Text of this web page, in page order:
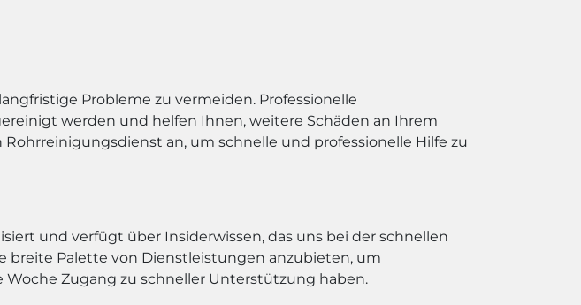
Probleme zu vermeiden. Professionelle
werden und helfen Ihnen, weitere Schäden an Ihrem
an, um schnelle und professionelle Hilfe zu
und verfügt über Insiderwissen, das uns bei der schnellen
breite Palette von Dienstleistungen anzubieten, um
Woche Zugang zu schneller Unterstützung haben.